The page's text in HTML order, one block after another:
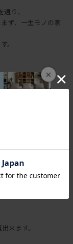
×
り、
ず、一生モノの家
。
スペースも設けて
ているので、安心
来ます。